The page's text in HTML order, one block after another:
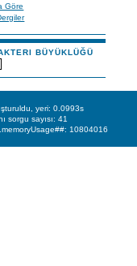
Göre
BÜYÜKLÜĞÜ
yeri: 0.0993s
sorgu sayısı: 41
10804016